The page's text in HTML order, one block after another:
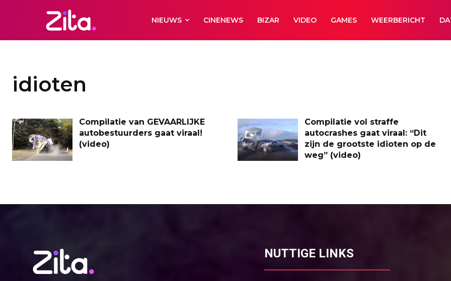
NIEUWS CINENEWS BIZAR VIDEO GAMES WEERBERICHT
idioten
Compilatie van GEVAARLIJKE
autobestuurders gaat viraal!
(video)
Compilatie vol straffe
autocrashes gaat viraal: “Dit
zijn de grootste idioten op de
weg” (video)
NUTTIGE LINKS